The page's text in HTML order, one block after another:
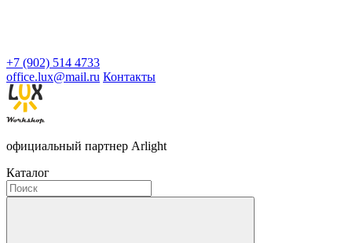
+7 (902) 514 4733
office.lux@mail.ru Контакты
официальный партнер Arlight
Каталог